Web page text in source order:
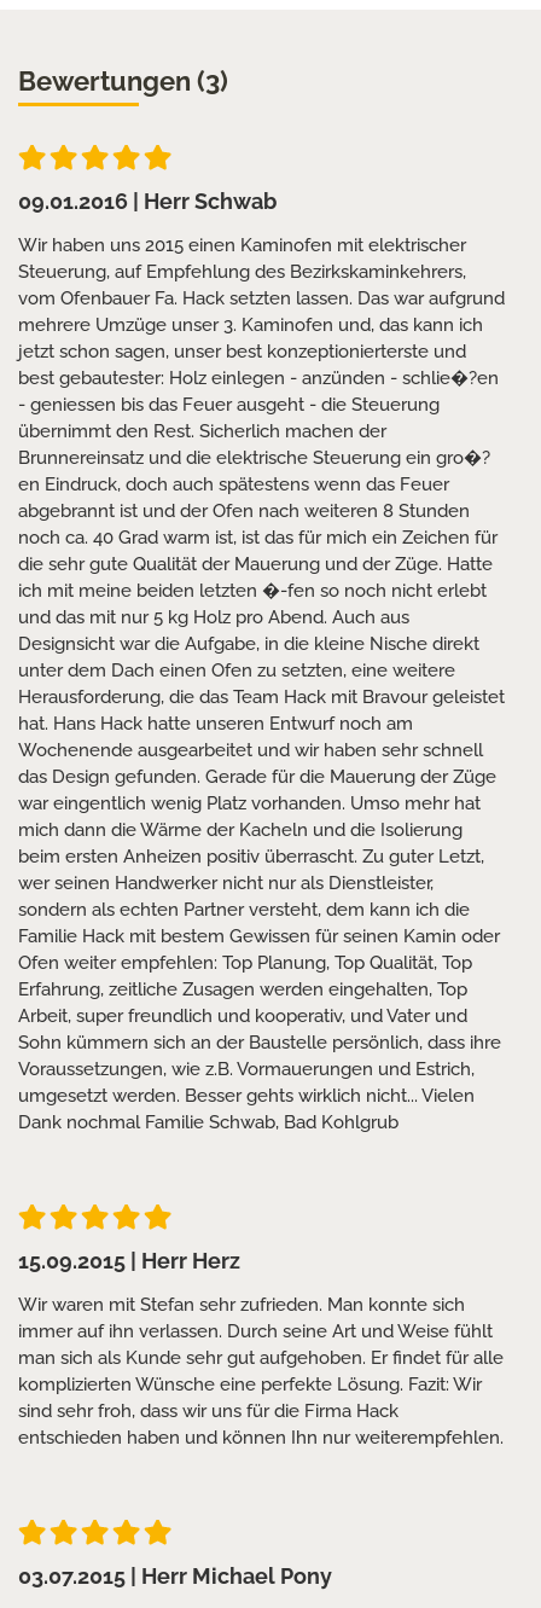
Bewertungen (3)
09.01.2016 | Herr Schwab
Wir haben uns 2015 einen Kaminofen mit elektrischer
Steuerung, auf Empfehlung des Bezirkskaminkehrers,
vom Ofenbauer Fa. Hack setzten lassen. Das war aufgrund
mehrere Umzüge unser 3. Kaminofen und, das kann ich
jetzt schon sagen, unser best konzeptionierterste und
best gebautester: Holz einlegen - anzünden - schlie�?en
- geniessen bis das Feuer ausgeht - die Steuerung
übernimmt den Rest. Sicherlich machen der
Brunnereinsatz und die elektrische Steuerung ein gro�?
en Eindruck, doch auch spätestens wenn das Feuer
abgebrannt ist und der Ofen nach weiteren 8 Stunden
noch ca. 40 Grad warm ist, ist das für mich ein Zeichen für
die sehr gute Qualität der Mauerung und der Züge. Hatte
ich mit meine beiden letzten �-fen so noch nicht erlebt
und das mit nur 5 kg Holz pro Abend. Auch aus
Designsicht war die Aufgabe, in die kleine Nische direkt
unter dem Dach einen Ofen zu setzten, eine weitere
Herausforderung, die das Team Hack mit Bravour geleistet
hat. Hans Hack hatte unseren Entwurf noch am
Wochenende ausgearbeitet und wir haben sehr schnell
das Design gefunden. Gerade für die Mauerung der Züge
war eingentlich wenig Platz vorhanden. Umso mehr hat
mich dann die Wärme der Kacheln und die Isolierung
beim ersten Anheizen positiv überrascht. Zu guter Letzt,
wer seinen Handwerker nicht nur als Dienstleister,
sondern als echten Partner versteht, dem kann ich die
Familie Hack mit bestem Gewissen für seinen Kamin oder
Ofen weiter empfehlen: Top Planung, Top Qualität, Top
Erfahrung, zeitliche Zusagen werden eingehalten, Top
Arbeit, super freundlich und kooperativ, und Vater und
Sohn kümmern sich an der Baustelle persönlich, dass ihre
Voraussetzungen, wie z.B. Vormauerungen und Estrich,
umgesetzt werden. Besser gehts wirklich nicht... Vielen
Dank nochmal Familie Schwab, Bad Kohlgrub
15.09.2015 | Herr Herz
Wir waren mit Stefan sehr zufrieden. Man konnte sich
immer auf ihn verlassen. Durch seine Art und Weise fühlt
man sich als Kunde sehr gut aufgehoben. Er findet für alle
komplizierten Wünsche eine perfekte Lösung. Fazit: Wir
sind sehr froh, dass wir uns für die Firma Hack
entschieden haben und können Ihn nur weiterempfehlen.
03.07.2015 | Herr Michael Pony